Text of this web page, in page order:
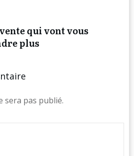
qui vont vous
plus
sera pas publié.